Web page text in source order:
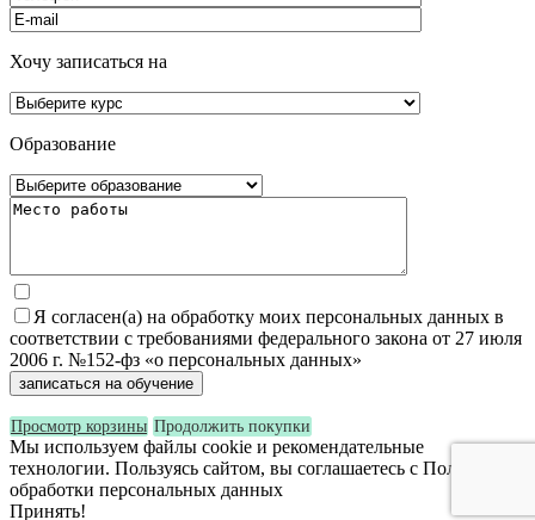
Хочу записаться на
Образование
Я согласен(а) на обработку моих персональных данных в
соответствии с требованиями федерального закона от 27 июля
2006 г. №152-фз «о персональных данных»
Просмотр корзины Продолжить покупки
Мы используем файлы cookie и рекомендательные
технологии. Пользуясь сайтом, вы соглашаетесь с Политикой
обработки персональных данных
Принять!